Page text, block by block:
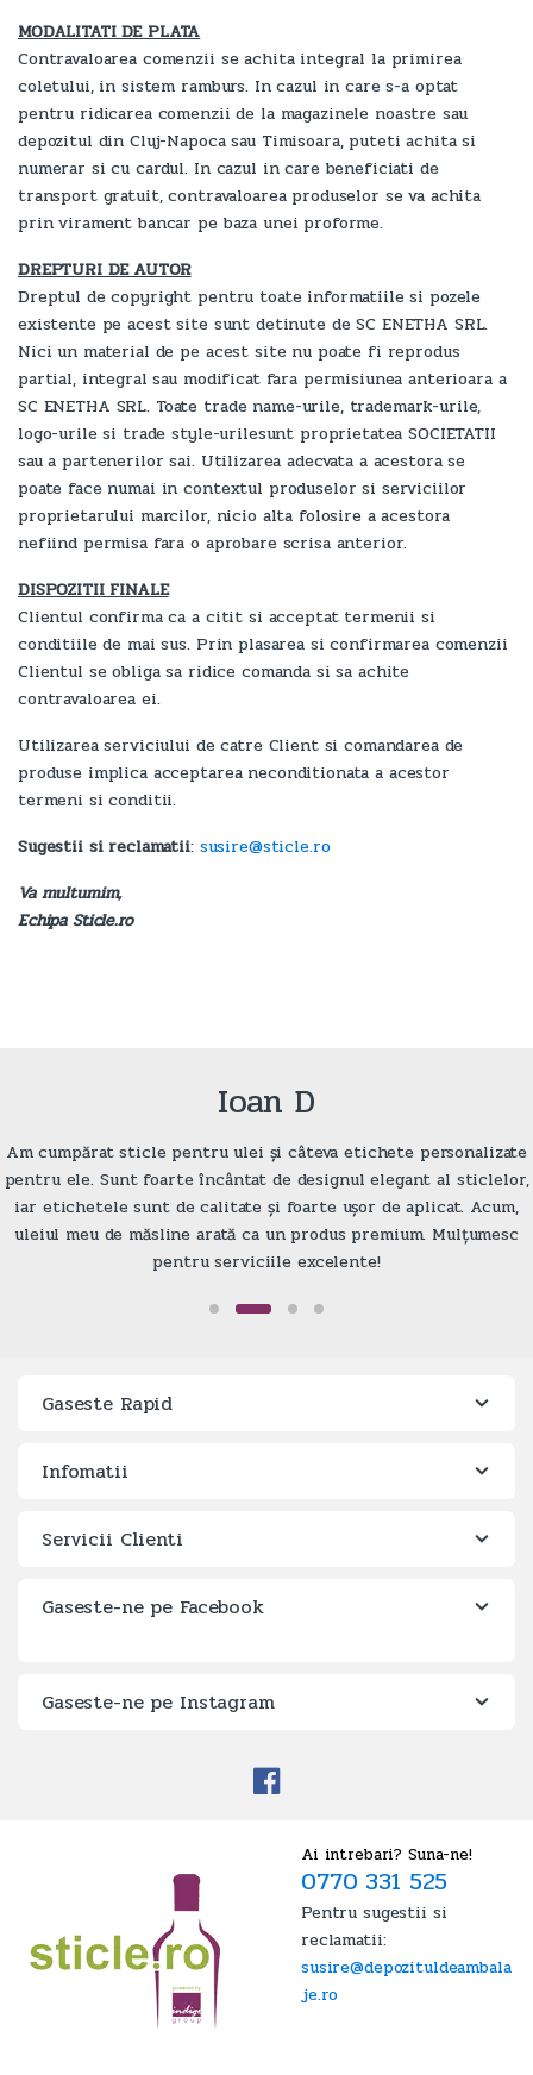
MODALITATI DE PLATA
Contravaloarea comenzii se achita integral la primirea
coletului, in sistem ramburs. In cazul in care s-a optat
pentru ridicarea comenzii de la magazinele noastre sau
depozitul din Cluj-Napoca sau Timisoara, puteti achita si
numerar si cu cardul. In cazul in care beneficiati de
transport gratuit, contravaloarea produselor se va achita
prin virament bancar pe baza unei proforme.
DREPTURI DE AUTOR
Dreptul de copyright pentru toate informatiile si pozele
existente pe acest site sunt detinute de SC ENETHA SRL.
Nici un material de pe acest site nu poate fi reprodus
partial, integral sau modificat fara permisiunea anterioara a
SC ENETHA SRL. Toate trade name-urile, trademark-urile,
logo-urile si trade style-urilesunt proprietatea SOCIETATII
sau a partenerilor sai. Utilizarea adecvata a acestora se
poate face numai in contextul produselor si serviciilor
proprietarului marcilor, nicio alta folosire a acestora
nefiind permisa fara o aprobare scrisa anterior.
DISPOZITII FINALE
Clientul confirma ca a citit si acceptat termenii si
conditiile de mai sus. Prin plasarea si confirmarea comenzii
Clientul se obliga sa ridice comanda si sa achite
contravaloarea ei.
Utilizarea serviciului de catre Client si comandarea de
produse implica acceptarea neconditionata a acestor
termeni si conditii.
Sugestii si reclamatii: susire@sticle.ro
Va multumim,
Echipa Sticle.ro
Ioan D
Am cumpărat sticle pentru ulei și câteva etichete personalizate
pentru ele. Sunt foarte încântat de designul elegant al sticlelor,
iar etichetele sunt de calitate și foarte ușor de aplicat. Acum,
uleiul meu de măsline arată ca un produs premium. Mulțumesc
pentru serviciile excelente!
Gaseste Rapid
Infomatii
Servicii Clienti
Gaseste-ne pe Facebook
Gaseste-ne pe Instagram
Ai intrebari? Suna-ne!
0770 331 525
Pentru sugestii si
reclamatii:
susire@depozituldeambala
je.ro